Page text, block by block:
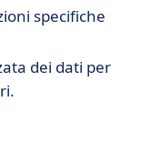
specifiche
dei dati per